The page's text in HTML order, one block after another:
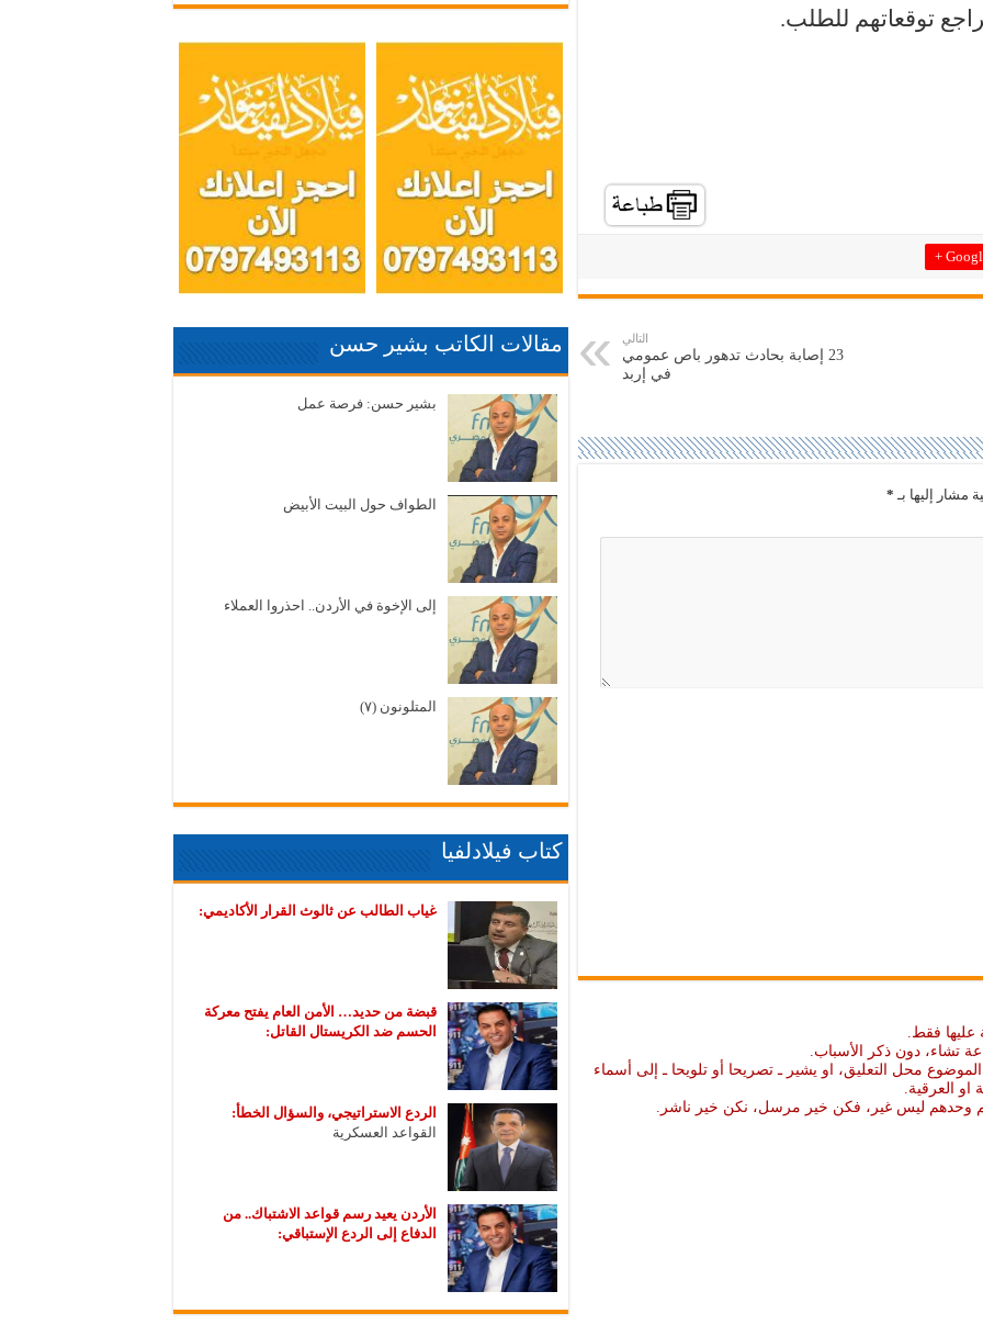
توقعاتهم للطلب.
Google
التالي
23 إصابة بحادث تدهور باص عمومي
في إربد
مشار إليها بـ *
عليها فقط.
تشاء، دون ذكر الأسباب.
محل التعليق، او يشير ـ تصريحا أو تلويحا ـ إلى أسماء
او العرقية.
وحدهم ليس غير، فكن خير مرسل، نكن خير ناشر.
مقالات الكاتب بشير حسن
بشير حسن: فرصة عمل
الطواف حول البيت الأبيض
إلى الإخوة في الأردن.. احذروا العملاء
المتلونون (٧)
كتاب فيلادلفيا
غياب الطالب عن ثالوث القرار الأكاديمي:
قبضة من حديد… الأمن العام يفتح معركة
الحسم ضد الكريستال القاتل:
الردع الاستراتيجي، والسؤال الخطأ:
القواعد العسكرية
الأردن يعيد رسم قواعد الاشتباك.. من
الدفاع إلى الردع الإستباقي: